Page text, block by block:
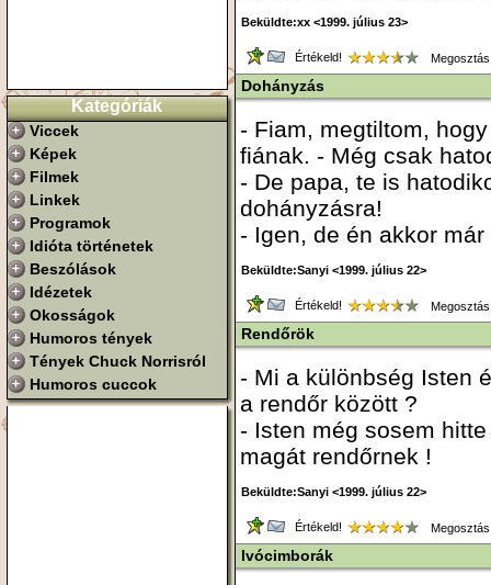
Kategóriák
Viccek
Képek
Filmek
Linkek
Programok
Idióta történetek
Beszólások
Idézetek
Okosságok
Humoros tények
Tények Chuck Norrisról
Humoros cuccok
Beküldte:xx <1999. július 23>
Értékeld!
Dohányzás
- Fiam, megtiltom,
fiának. - Még csak
- De papa, te is
dohányzásra!
- Igen, de én akkor
Beküldte:Sanyi <1999. július 22>
Értékeld!
Rendőrök
- Mi a különbség Isten
a rendőr között ?
- Isten még sosem hitte
magát rendőrnek !
Beküldte:Sanyi <1999. július 22>
Értékeld!
Ivócimborák